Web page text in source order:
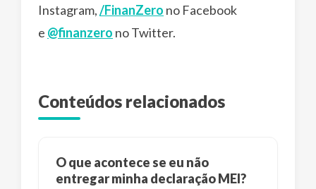
Instagram,/FinanZero no Facebook
e @finanzero no Twitter.
Conteúdos relacionados
O que acontece se eu não
entregar minha declaração MEI?